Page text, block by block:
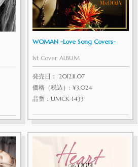
WOMAN -Love Song Covers-
1st Cover ALBUM
発売日： 2012.11.07
価格（税込）: ¥3,024
品番：UMCK-1433